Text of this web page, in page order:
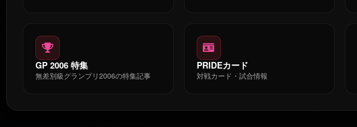
GP 2006 特集
無差別級グランプリ2006の特集記事
PRIDEカード
対戦カード・試合情報